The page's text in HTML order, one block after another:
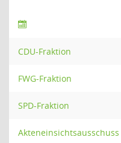
CDU-Fraktion
FWG-Fraktion
SPD-Fraktion